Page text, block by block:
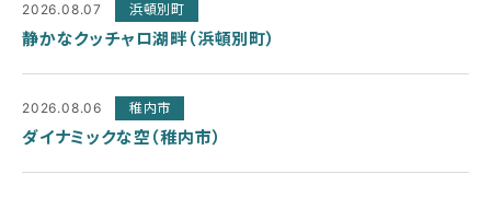
2026.08.07 浜頓別町
静かなクッチャロ湖畔（浜頓別町）
2026.08.06 稚内市
ダイナミックな空（稚内市）